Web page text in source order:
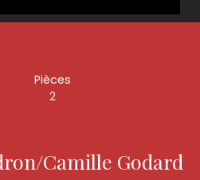
Pièces
2
Camille Godard